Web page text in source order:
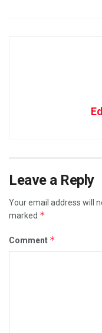
Leave a Reply
Your email address will
marked *
Comment *